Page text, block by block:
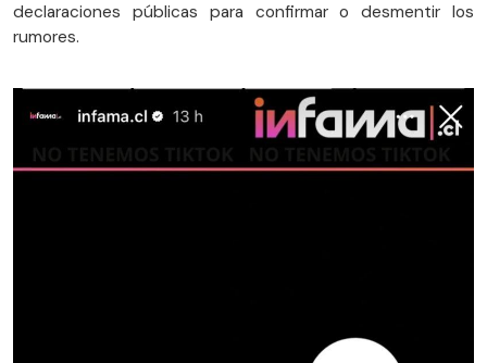
declaraciones públicas para confirmar o desmentir los
rumores.